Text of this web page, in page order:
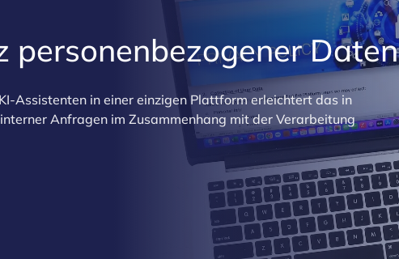
personenbezogener Daten
Assistenten in einer einzigen Plattform erleichtert das in
Anfragen im Zusammenhang mit der Verarbeitung